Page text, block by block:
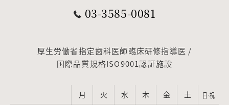
03-3585-0081
厚生労働省指定歯科医師臨床研修指導医 /
国際品質規格ISO9001認証施設
月 火 水 木 金 土 日·祝